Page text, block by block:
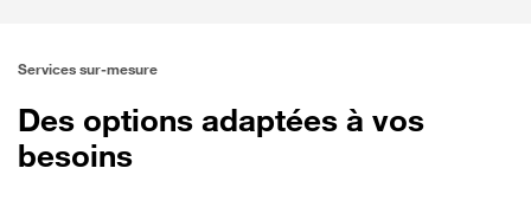
Services sur-mesure
Des options adaptées à vos
besoins